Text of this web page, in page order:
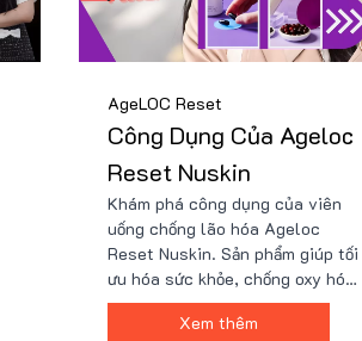
AgeLOC Reset
Công Dụng Của Ageloc
Reset Nuskin
Khám phá công dụng của viên
uống chống lão hóa Ageloc
Reset Nuskin. Sản phẩm giúp tối
ưu hóa sức khỏe, chống oxy hóa,
cải thiện làn da và hỗ trợ chức
năng các cơ quan. Tìm hiểu
Xem thêm